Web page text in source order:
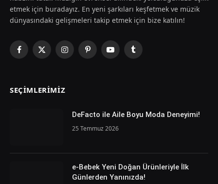
etmek için buradayız. En yeni şarkıları keşfetmek ve müzik
dünyasındaki gelişmeleri takip etmek için bize katılın!
Facebook
X
InstagramPinterestYouTubeTumblr
SEÇIMLERIMIZ
DeFacto ile Aile Boyu Moda Deneyimi!
25 Temmuz 2026
e-Bebek Yeni Doğan Ürünleriyle İlk
Günlerden Yanınızda!